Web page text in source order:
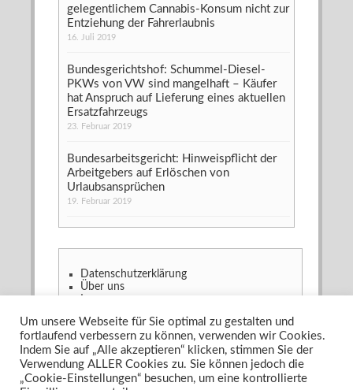
gelegentlichem Cannabis-Konsum nicht zur
Entziehung der Fahrerlaubnis
16. Juli 2019
Bundesgerichtshof: Schummel-Diesel-
PKWs von VW sind mangelhaft – Käufer
hat Anspruch auf Lieferung eines aktuellen
Ersatzfahrzeugs
23. Februar 2019
Bundesarbeitsgericht: Hinweispflicht der
Arbeitgebers auf Erlöschen von
Urlaubsansprüchen
19. Februar 2019
Datenschutzerklärung
Über uns
Copyright © 2026Recht & Gesetz?! - Das Anwaltsblog
Powered byWordPressandAscetica
Um unsere Webseite für Sie optimal zu gestalten und
fortlaufend verbessern zu können, verwenden wir Cookies.
Indem Sie auf „Alle akzeptieren“ klicken, stimmen Sie der
Verwendung ALLER Cookies zu. Sie können jedoch die
„Cookie-Einstellungen“ besuchen, um eine kontrollierte